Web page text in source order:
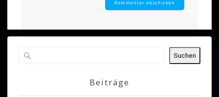
Suchen
Beiträge